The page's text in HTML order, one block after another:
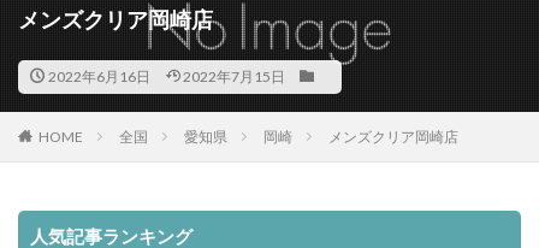
メンズクリア岡崎店
2022年6月16日 2022年7月15日
HOME 全国 愛知県 岡崎 メンズクリア岡崎店
人気記事ランキング